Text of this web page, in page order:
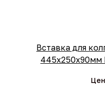
Вставка для
445x250x90мм